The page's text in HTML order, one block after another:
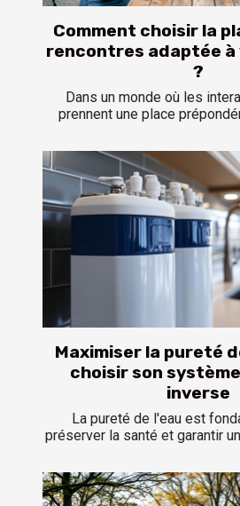
Comment choisir la
rencontres adaptée
?
Dans un monde où les
prennent une place
Maximiser la pureté
choisir son
inverse
La pureté de l'eau est
préserver la santé et garantir